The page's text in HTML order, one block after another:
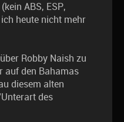
ABS, ESP,
heute nicht mehr
Robby Naish zu
auf den Bahamas
diesem alten
des